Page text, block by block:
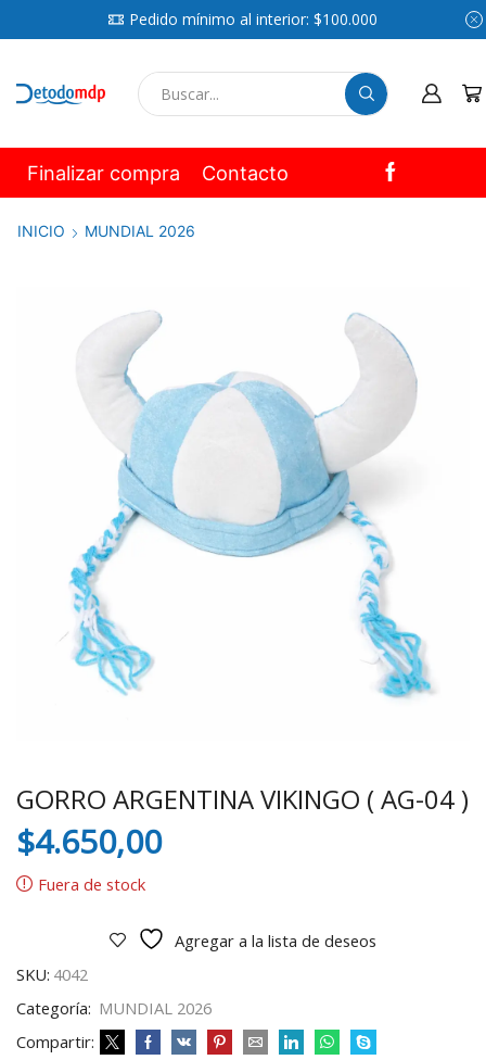
Pedido mínimo al interior: $100.000
Finalizar compra Contacto
INICIO MUNDIAL 2026
GORRO ARGENTINA VIKINGO ( AG-04 )
$4.650,00
Fuera de stock
Agregar a la lista de deseos
SKU: 4042
Categoría: MUNDIAL 2026
Compartir: